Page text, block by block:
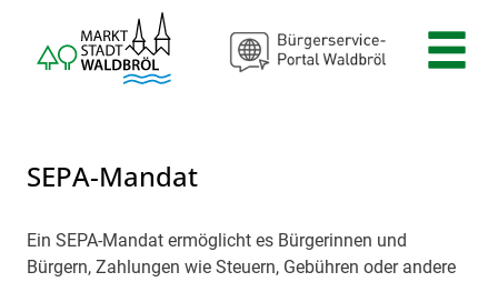
Zum Hauptinhalt springen
SEPA-Mandat
Beschreibung
Ein SEPA-Mandat ermöglicht es Bürgerinnen und
Bürgern, Zahlungen wie Steuern, Gebühren oder andere